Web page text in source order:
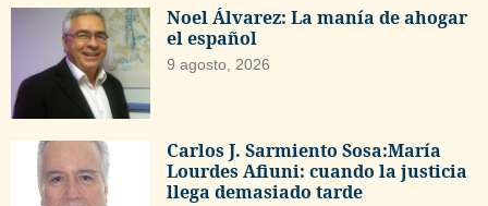
Noel Álvarez: La manía de ahogar
el español
9 agosto, 2026
Carlos J. Sarmiento Sosa:María
Lourdes Afiuni: cuando la justicia
llega demasiado tarde